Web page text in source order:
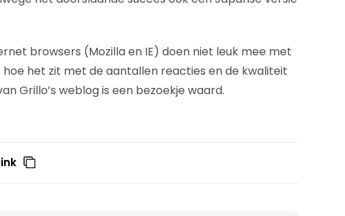
browsers (Mozilla en IE) doen niet leuk mee met
het zit met de aantallen reacties en de kwaliteit
Grillo’s weblog is een bezoekje waard.